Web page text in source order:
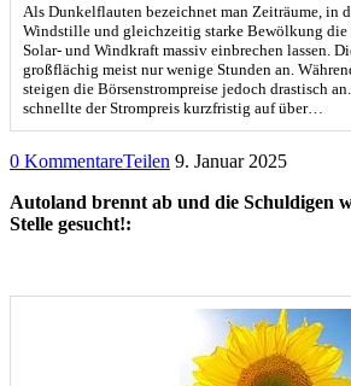
Als Dunkelflauten bezeichnet man Zeiträume, in
Windstille und gleichzeitig starke Bewölkung die
Solar- und Windkraft massiv einbrechen lassen.
großflächig meist nur wenige Stunden an.
steigen die Börsenstrompreise jedoch drastisch
schnellte der Strompreis kurzfristig auf über…
0 KommentareTeilen 9. Januar 2025
Autoland brennt ab und die Schuldigen
Stelle gesucht!: